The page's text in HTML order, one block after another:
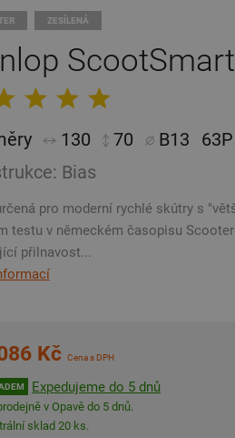
ZESÍLENÁ
ScootSmart
130 70 B13 63P
Bias
pro moderní rychlé skútry s
testu v německém časopisu
přilnavost...
Kč Cena s DPH
Expedujeme do 5 dnů
v Opavě do 5 dnů.
sklad 20 ks.